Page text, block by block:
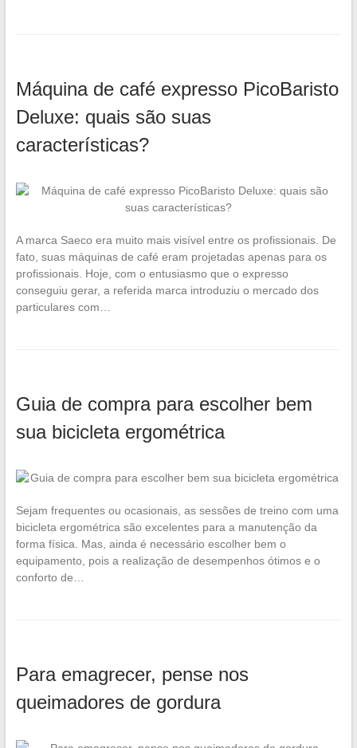
Máquina de café expresso PicoBaristo
Deluxe: quais são suas
características?
A marca Saeco era muito mais visível entre os profissionais. De
fato, suas máquinas de café eram projetadas apenas para os
profissionais. Hoje, com o entusiasmo que o expresso
conseguiu gerar, a referida marca introduziu o mercado dos
particulares com…
Guia de compra para escolher bem
sua bicicleta ergométrica
Sejam frequentes ou ocasionais, as sessões de treino com uma
bicicleta ergométrica são excelentes para a manutenção da
forma física. Mas, ainda é necessário escolher bem o
equipamento, pois a realização de desempenhos ótimos e o
conforto de…
Para emagrecer, pense nos
queimadores de gordura